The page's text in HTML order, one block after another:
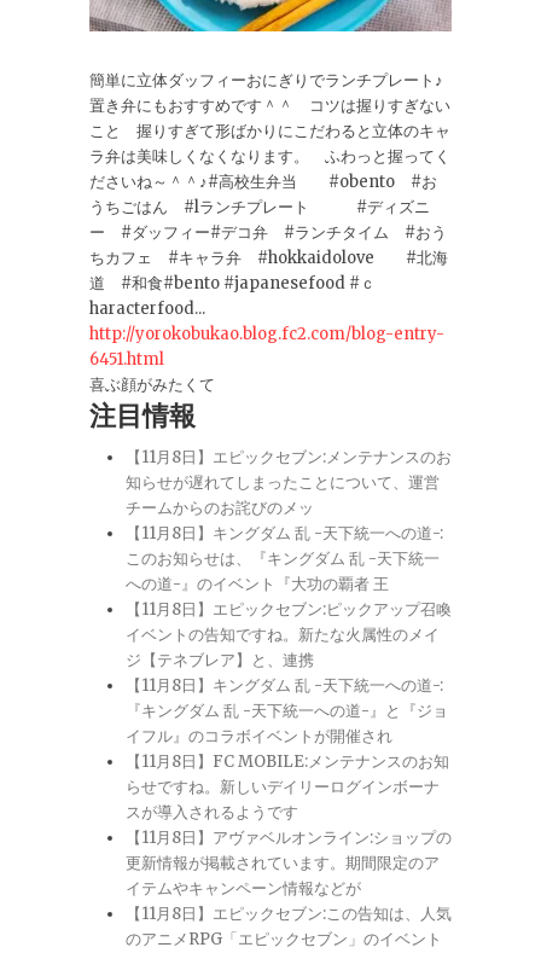
簡単に立体ダッフィーおにぎりでランチプレート♪
置き弁にもおすすめです＾＾ コツは握りすぎない
こと 握りすぎて形ばかりにこだわると立体のキャ
ラ弁は美味しくなくなります。 ふわっと握ってく
ださいね～＾＾♪#高校生弁当 #obento #お
うちごはん #lランチプレート #ディズニ
ー #ダッフィー#デコ弁 #ランチタイム #おう
ちカフェ #キャラ弁 #hokkaidolove #北海
道 #和食#bento #japanesefood #ｃ
haracterfood...
http://yorokobukao.blog.fc2.com/blog-entry-
6451.html
喜ぶ顔がみたくて
注目情報
【11月8日】エピックセブン:メンテナンスのお
知らせが遅れてしまったことについて、運営
チームからのお詫びのメッ
【11月8日】キングダム 乱 -天下統一への道-:
このお知らせは、『キングダム 乱 -天下統一
への道-』のイベント『大功の覇者 王
【11月8日】エピックセブン:ピックアップ召喚
イベントの告知ですね。新たな火属性のメイ
ジ【テネブレア】と、連携
【11月8日】キングダム 乱 -天下統一への道-:
『キングダム 乱 -天下統一への道-』と『ジョ
イフル』のコラボイベントが開催され
【11月8日】FC MOBILE:メンテナンスのお知
らせですね。新しいデイリーログインボーナ
スが導入されるようです
【11月8日】アヴァベルオンライン:ショップの
更新情報が掲載されています。期間限定のア
イテムやキャンペーン情報などが
【11月8日】エピックセブン:この告知は、人気
のアニメRPG「エピックセブン」のイベント